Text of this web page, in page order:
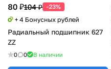
80 ₽104 ₽ -23%
+ 4 Бонусных рублей
Радиальный подшипник 627
ZZ
0 0 В наличии